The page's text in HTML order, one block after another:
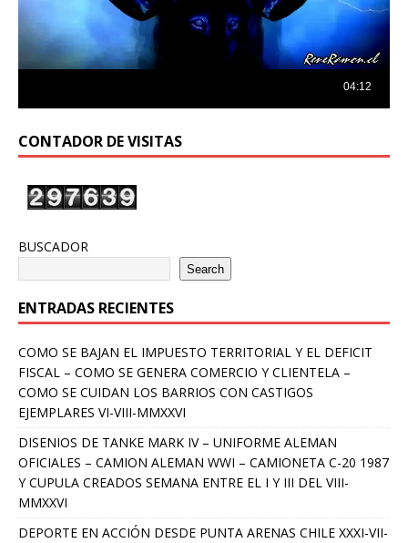
CONTADOR DE VISITAS
BUSCADOR
Search
ENTRADAS RECIENTES
COMO SE BAJAN EL IMPUESTO TERRITORIAL Y EL DEFICIT
FISCAL – COMO SE GENERA COMERCIO Y CLIENTELA –
COMO SE CUIDAN LOS BARRIOS CON CASTIGOS
EJEMPLARES VI-VIII-MMXXVI
DISENIOS DE TANKE MARK IV – UNIFORME ALEMAN
OFICIALES – CAMION ALEMAN WWI – CAMIONETA C-20 1987
Y CUPULA CREADOS SEMANA ENTRE EL I Y III DEL VIII-
MMXXVI
DEPORTE EN ACCIÓN DESDE PUNTA ARENAS CHILE XXXI-VII-